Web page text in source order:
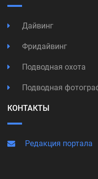
Дайвинг
Фридайвинг
Подводная охота
Подводная
КОНТАКТЫ
Редакция портала